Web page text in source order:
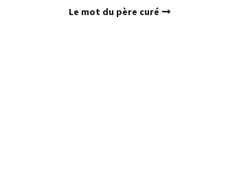
Le mot du père curé